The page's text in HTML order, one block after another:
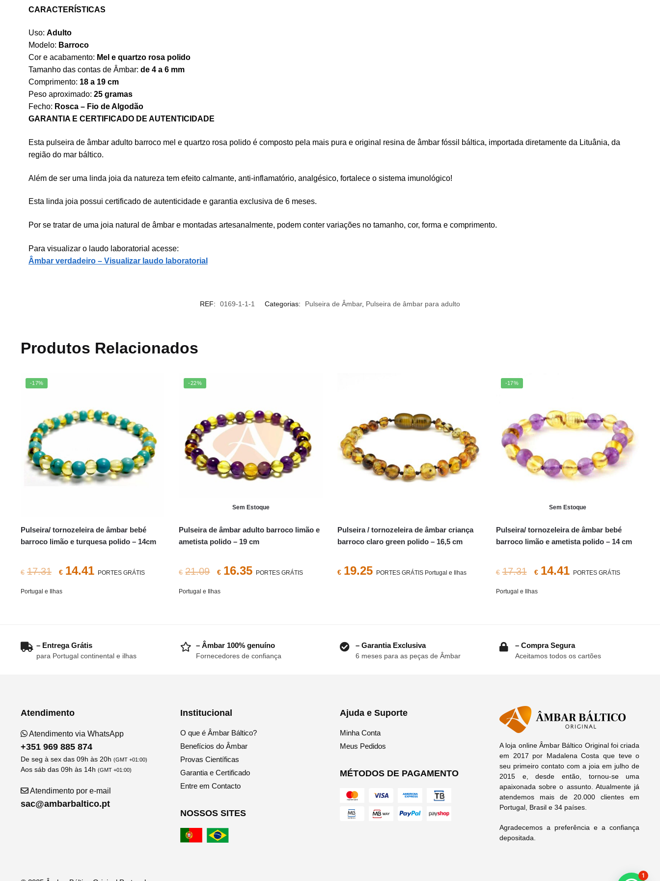
CARACTERÍSTICAS
Uso: Adulto
Modelo: Barroco
Cor e acabamento: Mel e quartzo rosa polido
Tamanho das contas de Âmbar: de 4 a 6 mm
Comprimento: 18 a 19 cm
Peso aproximado: 25 gramas
Fecho: Rosca – Fio de Algodão
GARANTIA E CERTIFICADO DE AUTENTICIDADE
Esta pulseira de âmbar adulto barroco mel e quartzo rosa polido é composto pela mais pura e original resina de âmbar fóssil báltica, importada diretamente da Lituânia, da
região do mar báltico.
Além de ser uma linda joia da natureza tem efeito calmante, anti-inflamatório, analgésico, fortalece o sistema imunológico!
Esta linda joia possui certificado de autenticidade e garantia exclusiva de 6 meses.
Por se tratar de uma joia natural de âmbar e montadas artesanalmente, podem conter variações no tamanho, cor, forma e comprimento.
Para visualizar o laudo laboratorial acesse:
Âmbar verdadeiro – Visualizar laudo laboratorial
REF: 0169-1-1-1 Categorias: Pulseira de Âmbar, Pulseira de âmbar para adulto
Produtos Relacionados
-17%
Pulseira/ tornozeleira de âmbar bebé
barroco limão e turquesa polido – 14cm
€ 17.31
O
preço
€17.31.
€ 14.41OPORTES GRÁTIS
Portugal e Ilhas
-22%
Sem Estoque
Pulseira de âmbar adulto barroco limão e
ametista polido – 19 cm
€ 21.09
O
preço
€21.09.
€ 16.35O
€16.35.
PORTES GRÁTIS
Portugal e Ilhas
Pulseira / tornozeleira de âmbar criança
barroco claro green polido – 16,5 cm
€ 19.25 PORTES GRÁTIS Portugal e Ilhas
-17%
Sem Estoque
Pulseira/ tornozeleira de âmbar bebé
barroco limão e ametista polido – 14 cm
€ 17.31
O
preço
€17.31.
€ 14.41O
€14.41.
PORTES GRÁTIS
Portugal e Ilhas
– Entrega Grátis
para Portugal continental e ilhas
– Âmbar 100% genuíno
Fornecedores de confiança
– Garantia Exclusiva
6 meses para as peças de Âmbar
– Compra Segura
Aceitamos todos os cartões
Atendimento
Atendimento via WhatsApp
+351 969 885 874
De seg à sex das 09h às 20h (GMT +01:00)
Aos sáb das 09h às 14h (GMT +01:00)
Atendimento por e-mail
sac@ambarbaltico.pt
Institucional
O que é Âmbar Báltico?
Benefícios do Âmbar
Provas Científicas
Garantia e Certificado
Entre em Contacto
NOSSOS SITES
Ajuda e Suporte
Minha Conta
Meus Pedidos
MÉTODOS DE PAGAMENTO
A loja online Âmbar Báltico Original foi criada
em 2017 por Madalena Costa que teve o
seu primeiro contato com a joia em julho de
2015 e, desde então, tornou-se uma
apaixonada sobre o assunto. Atualmente já
atendemos mais de 20.000 clientes em
Portugal, Brasil e 34 países.
Agradecemos a preferência e a confiança
depositada.
1